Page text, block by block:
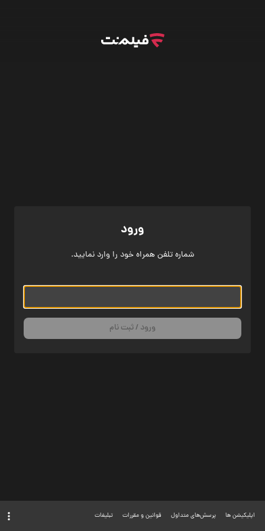
ورود
شماره تلفن همراه خود را وارد نمایید.
ورود / ثبت نام
اپلیکیشن ها پرسش‌های متداول قوانین و مقررات تبلیغات